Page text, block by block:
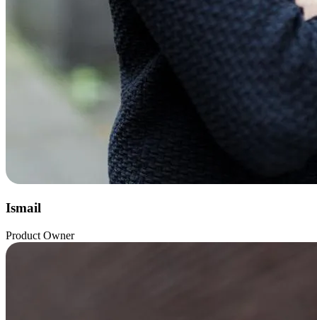
Ismail
Product Owner